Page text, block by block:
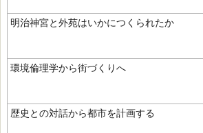
明治神宮と外苑はいかにつくられたか
環境倫理学から街づくりへ
歴史との対話から都市を計画する